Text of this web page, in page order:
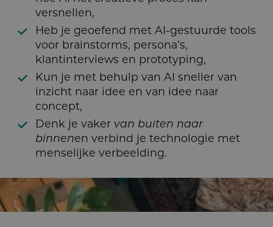
versnellen,
Heb je geoefend met AI-gestuurde tools
voor brainstorms, persona’s,
klantinterviews en prototyping,
Kun je met behulp van AI sneller van
inzicht naar idee en van idee naar
concept,
Denk je vaker van buiten naar
binnenen verbind je technologie met
menselijke verbeelding.